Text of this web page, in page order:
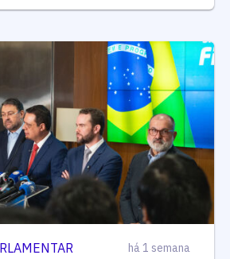
há 1 semana